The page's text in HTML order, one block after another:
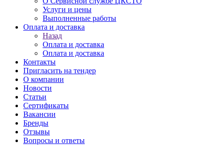
Услуги и цены
Выполненные работы
Оплата и доставка
Назад
Оплата и доставка
Оплата и доставка
Контакты
Пригласить на тендер
О компании
Новости
Статьи
Сертификаты
Вакансии
Бренды
Отзывы
Вопросы и ответы